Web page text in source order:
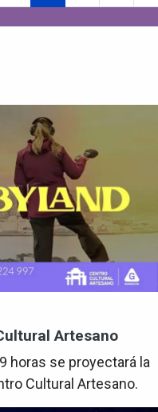
Artesano
horas se proyectará la
Cultural Artesano.